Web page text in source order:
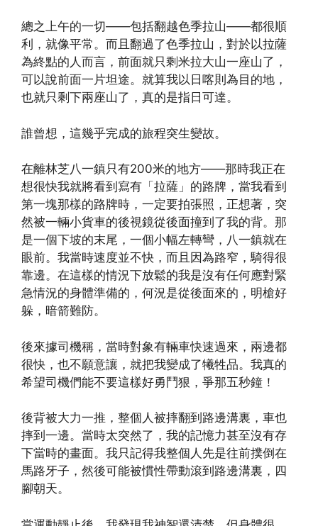
總之上午的一切——包括翻越色季拉山——都很順
利，就像平常。而且翻過了色季拉山，對於以拉薩
為終點的人而言，前面就只剩米拉大山一座山了，
可以說前面一片坦途。就算我以日喀則為目的地，
也就只剩下兩座山了，真的是指日可達。
誰曾想，這幾乎完成的旅程突生變故。
在離林芝八一鎮只有200米的地方——那時我正在
想很快我就將看到寫有「拉薩」的路牌，當我看到
第一塊那樣的路牌時，一定要拍張照，正想著，突
然被一輛小貨車的後視鏡從後面撞到了我的背。那
是一個下坡的末尾，一個小幅左轉彎，八一鎮就在
眼前。我當時速度並不快，而且因為路窄，騎得很
靠邊。在這樣的情況下放鬆的我是沒有任何應對緊
急情況的身體準備的，何況是從後面來的，明槍好
躲，暗箭難防。
後來據司機稱，當時對象有輛車快速過來，兩邊都
很快，也不願意讓，就把我變成了犧牲品。我真的
希望司機們能不要這樣好勇鬥狠，爭那五秒鐘！
後背被大力一推，整個人被摔翻到路邊溝裏，車也
摔到一邊。當時太突然了，我的記憶力甚至沒有存
下當時的畫面。我只記得我整個人先是往前撲倒在
馬路牙子，然後可能被慣性帶動滾到路邊溝裏，四
腳朝天。